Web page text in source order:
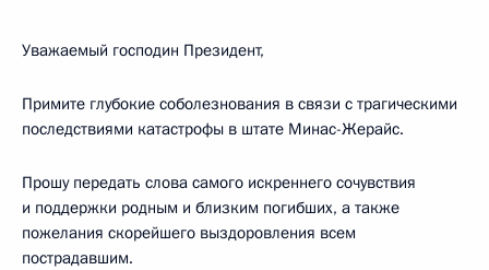
Уважаемый господин Президент,
Примите глубокие соболезнования в связи с трагическими
последствиями катастрофы в штате Минас-Жерайс.
Прошу передать слова самого искреннего сочувствия
и поддержки родным и близким погибших, а также
пожелания скорейшего выздоровления всем
пострадавшим.